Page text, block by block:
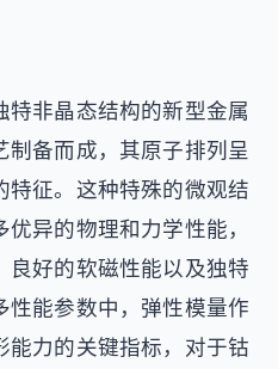
非晶态结构的新型金属
备而成，其原子排列呈
征。这种特殊的微观结
异的物理和力学性能，
好的软磁性能以及独特
性能参数中，弹性模量作
能力的关键指标，对于钴